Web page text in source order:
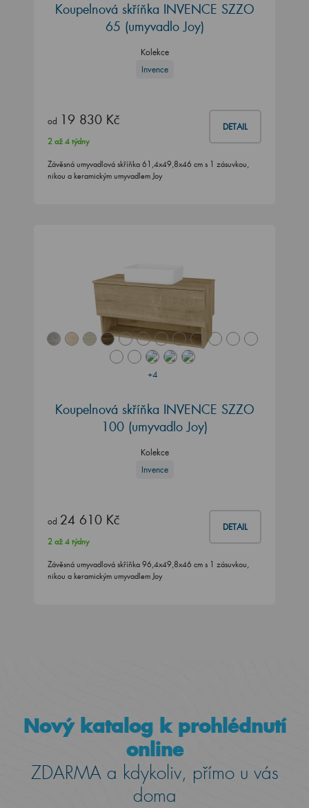
Koupelnová skříňka INVENCE SZZO
65 (umyvadlo Joy)
Kolekce
Invence
od 19 830 Kč DETAIL
2 až 4 týdny
Závěsná umyvadlová skříňka 61,4x49,8x46 cm s 1 zásuvkou,
nikou a keramickým umyvadlem Joy
+4
Koupelnová skříňka INVENCE SZZO
100 (umyvadlo Joy)
Kolekce
Invence
od 24 610 Kč DETAIL
2 až 4 týdny
Závěsná umyvadlová skříňka 96,4x49,8x46 cm s 1 zásuvkou,
nikou a keramickým umyvadlem Joy
Nový katalog k prohlédnutí
online
ZDARMA a kdykoliv, přímo u vás
doma